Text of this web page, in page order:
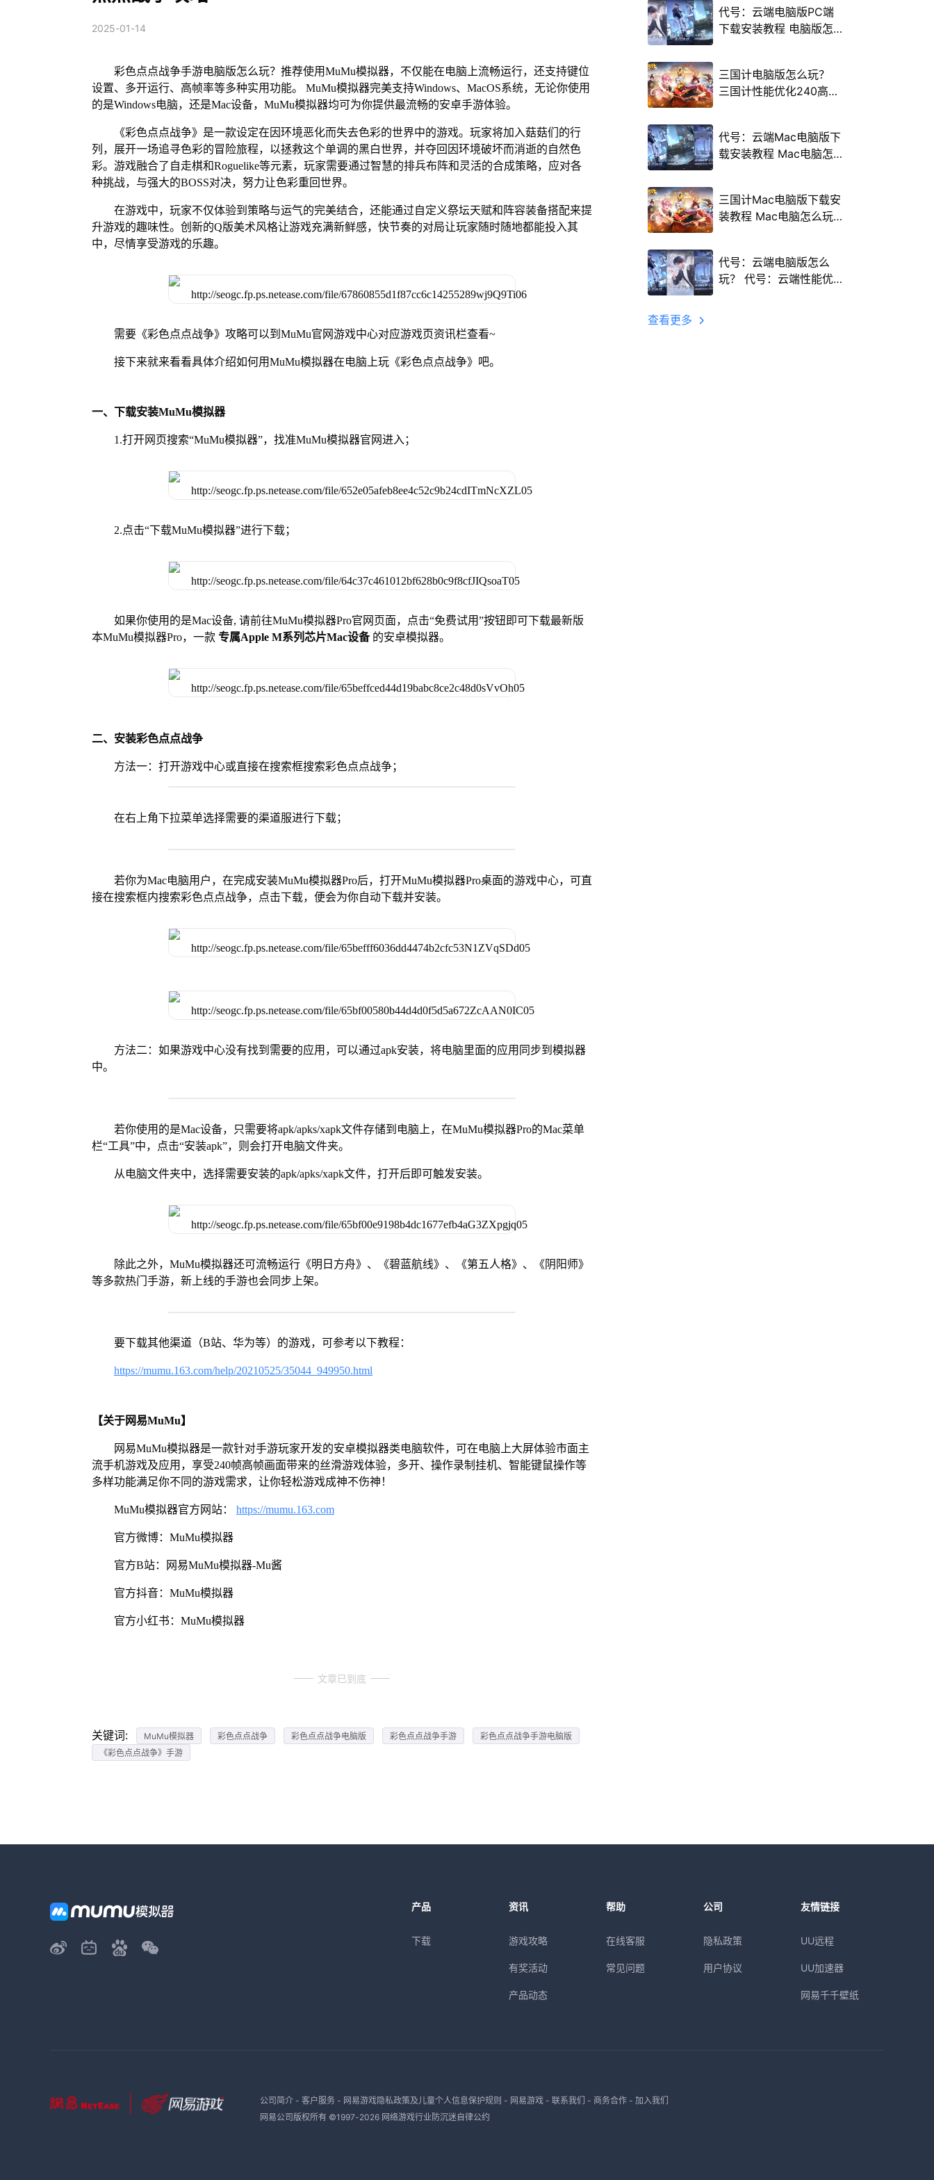
2025-01-14
彩色点点战争手游电脑版怎么玩？推荐使用MuMu模拟器，不仅能在电脑上流畅运行，还支持键位
设置、多开运行、高帧率等多种实用功能。 MuMu模拟器完美支持Windows、MacOS系统，无论你使用
的是Windows电脑，还是Mac设备，MuMu模拟器均可为你提供最流畅的安卓手游体验。
《彩色点点战争》是一款设定在因环境恶化而失去色彩的世界中的游戏。玩家将加入菇菇们的行
列，展开一场追寻色彩的冒险旅程，以拯救这个单调的黑白世界，并夺回因环境破坏而消逝的自然色
彩。游戏融合了自走棋和Roguelike等元素，玩家需要通过智慧的排兵布阵和灵活的合成策略，应对各
种挑战，与强大的BOSS对决，努力让色彩重回世界。
在游戏中，玩家不仅体验到策略与运气的完美结合，还能通过自定义祭坛天赋和阵容装备搭配来提
升游戏的趣味性。创新的Q版美术风格让游戏充满新鲜感，快节奏的对局让玩家随时随地都能投入其
中，尽情享受游戏的乐趣。
需要《彩色点点战争》攻略可以到MuMu官网游戏中心对应游戏页资讯栏查看~
接下来就来看看具体介绍如何用MuMu模拟器在电脑上玩《彩色点点战争》吧。
一、下载安装MuMu模拟器
1.打开网页搜索“MuMu模拟器”，找准MuMu模拟器官网进入；
2.点击“下载MuMu模拟器”进行下载；
如果你使用的是Mac设备, 请前往MuMu模拟器Pro官网页面，点击“免费试用”按钮即可下载最新版
本MuMu模拟器Pro，一款 专属Apple M系列芯片Mac设备 的安卓模拟器。
二、安装彩色点点战争
方法一：打开游戏中心或直接在搜索框搜索彩色点点战争；
在右上角下拉菜单选择需要的渠道服进行下载；
若你为Mac电脑用户，在完成安装MuMu模拟器Pro后，打开MuMu模拟器Pro桌面的游戏中心，可直
接在搜索框内搜索彩色点点战争，点击下载，便会为你自动下载并安装。
方法二：如果游戏中心没有找到需要的应用，可以通过apk安装，将电脑里面的应用同步到模拟器
中。
若你使用的是Mac设备，只需要将apk/apks/xapk文件存储到电脑上，在MuMu模拟器Pro的Mac菜单
栏“工具”中，点击“安装apk”，则会打开电脑文件夹。
从电脑文件夹中，选择需要安装的apk/apks/xapk文件，打开后即可触发安装。
除此之外，MuMu模拟器还可流畅运行《明日方舟》、《碧蓝航线》、《第五人格》、《阴阳师》
等多款热门手游，新上线的手游也会同步上架。
要下载其他渠道（B站、华为等）的游戏，可参考以下教程：
https://mumu.163.com/help/20210525/35044_949950.html
【关于网易MuMu】
网易MuMu模拟器是一款针对手游玩家开发的安卓模拟器类电脑软件，可在电脑上大屏体验市面主
流手机游戏及应用，享受240帧高帧画面带来的丝滑游戏体验，多开、操作录制挂机、智能键鼠操作等
多样功能满足你不同的游戏需求，让你轻松游戏成神不伤神！
MuMu模拟器官方网站： https://mumu.163.com
官方微博：MuMu模拟器
官方B站：网易MuMu模拟器-Mu酱
官方抖音：MuMu模拟器
官方小红书：MuMu模拟器
文章已到底
关键词: MuMu模拟器 彩色点点战争 彩色点点战争电脑版 彩色点点战争手游
彩色点点战争手游电脑版
《彩色点点战争》手游
代号：云端电脑版PC端
下载安装教程 电脑版怎
三国计电脑版怎么玩？
三国计性能优化240高帧
代号：云端Mac电脑版下
载安装教程 Mac电脑怎
三国计Mac电脑版下载安
装教程 Mac电脑怎么玩
代号：云端电脑版怎么
玩？ 代号：云端性能优
查看更多
产品
下载
资讯
游戏攻略
有奖活动
产品动态
帮助
在线客服
常见问题
公司
隐私政策
用户协议
友情链接
UU远程
UU加速器
网易千千壁纸
公司简介- 客户服务- 网易游戏隐私政策及儿童个人信息保护规则 - 网易游戏- 联系我们 - 商务合作- 加入我们
网易公司版权所有 ©1997-2026 网络游戏行业防沉迷自律公约